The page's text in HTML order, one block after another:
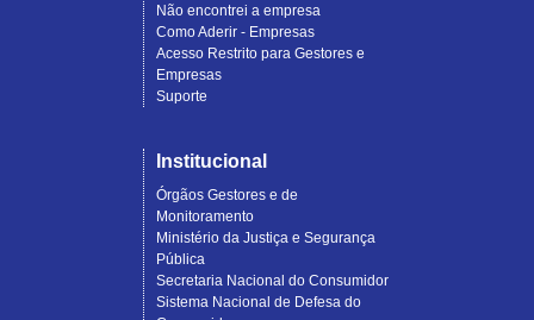
Não encontrei a empresa
Como Aderir - Empresas
Acesso Restrito para Gestores e
Empresas
Suporte
Institucional
Órgãos Gestores e de
Monitoramento
Ministério da Justiça e Segurança
Pública
Secretaria Nacional do Consumidor
Sistema Nacional de Defesa do